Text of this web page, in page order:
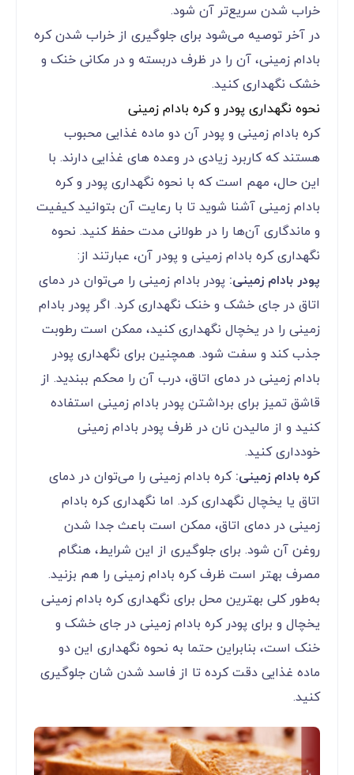
خراب شدن سریع‌تر آن شود.
در آخر توصیه می‌شود برای جلوگیری از خراب شدن کره
بادام زمینی، آن را در ظرف دربسته و در مکانی خنک و
خشک نگهداری کنید.
نحوه نگهداری پودر و کره بادام زمینی
کره بادام زمینی و پودر آن دو ماده غذایی محبوب
هستند که کاربرد زیادی در وعده های غذایی دارند. با
این حال، مهم است که با نحوه نگهداری پودر و کره
بادام زمینی آشنا شوید تا با رعایت آن بتوانید کیفیت
و ماندگاری آن‌ها را در طولانی مدت حفظ کنید. نحوه
نگهداری کره بادام زمینی و پودر آن، عبارتند از:
پودر بادام زمینی: پودر بادام زمینی را می‌توان در دمای
اتاق در جای خشک و خنک نگهداری کرد. اگر پودر بادام
زمینی را در یخچال نگهداری کنید، ممکن است رطوبت
جذب کند و سفت شود. همچنین برای نگهداری پودر
بادام زمینی در دمای اتاق، درب آن را محکم ببندید. از
قاشق تمیز برای برداشتن پودر بادام زمینی استفاده
کنید و از مالیدن نان در ظرف پودر بادام زمینی
خودداری کنید.
کره بادام زمینی:کره بادام زمینی را می‌توان در دمای
اتاق یا یخچال نگهداری کرد. اما نگهداری کره بادام
زمینی در دمای اتاق، ممکن است باعث جدا شدن
روغن آن شود. برای جلوگیری از این شرایط، هنگام
مصرف بهتر است ظرف کره بادام زمینی را هم بزنید.
به‌طور کلی بهترین محل برای نگهداری کره بادام زمینی
یخچال و برای پودر کره بادام زمینی در جای خشک و
خنک است، بنابراین حتما به نحوه نگهداری این دو
ماده غذایی دقت کرده تا از فاسد شدن شان جلوگیری
کنید.